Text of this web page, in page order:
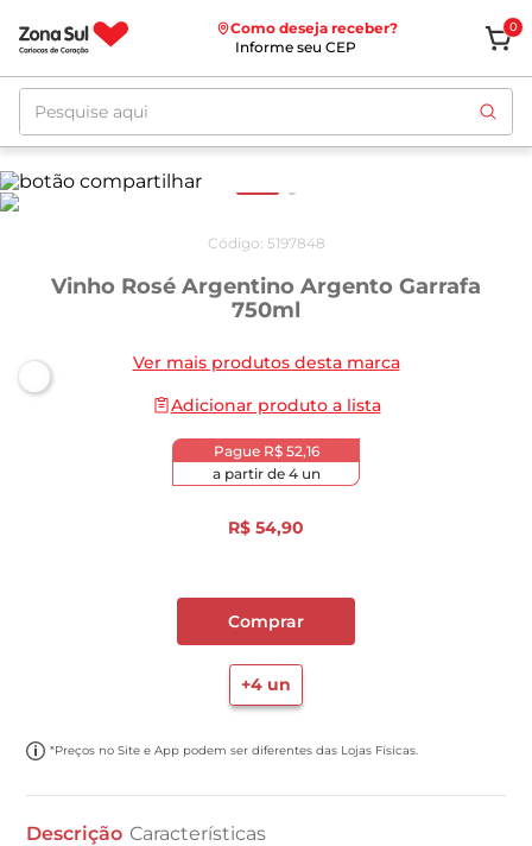
Como deseja receber?
Informe seu CEP
0
Pesquise aqui
Código: 5197848
Vinho Rosé Argentino Argento Garrafa
750ml
Ver mais produtos desta marca
Adicionar produto a lista
Pague R$ 52,16
a partir de 4un
R$ 54,90
Comprar
+4 un
*Preços no Site e App podem ser diferentes das Lojas Físicas.
Descrição Características